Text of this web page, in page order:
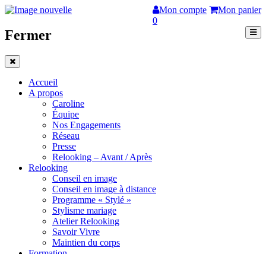
Mon compte
Mon panier
0
Fermer
Accueil
A propos
Caroline
Équipe
Nos Engagements
Réseau
Presse
Relooking – Avant / Après
Relooking
Conseil en image
Conseil en image à distance
Programme « Stylé »
Stylisme mariage
Atelier Relooking
Savoir Vivre
Maintien du corps